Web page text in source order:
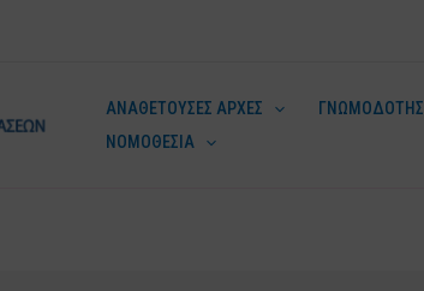
ΑΝΑΘΕΤΟΥΣΕΣ ΑΡΧΕΣ
ΝΟΜΟΘΕΣΙΑ